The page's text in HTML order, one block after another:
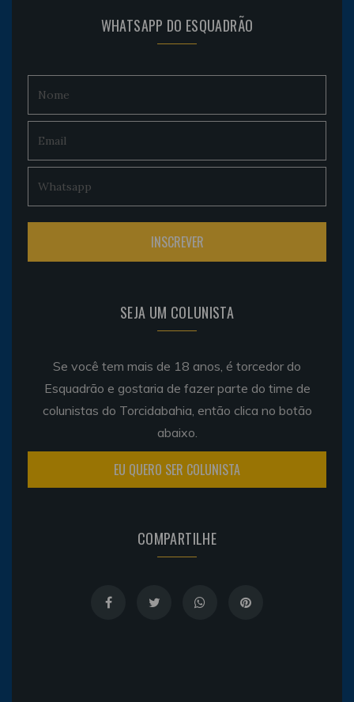
WHATSAPP DO ESQUADRÃO
SEJA UM COLUNISTA
Se você tem mais de 18 anos, é torcedor do
Esquadrão e gostaria de fazer parte do time de
colunistas do Torcidabahia, então clica no botão
abaixo.
EU QUERO SER COLUNISTA
COMPARTILHE